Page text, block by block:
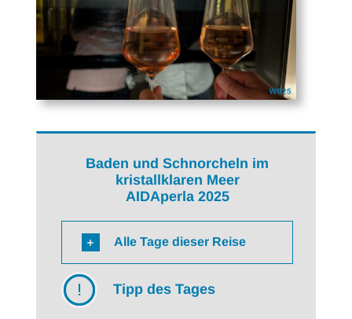
Baden und Schnorcheln im
kristallklaren Meer
AIDAperla 2025
Alle Tage dieser Reise
Tipp des Tages